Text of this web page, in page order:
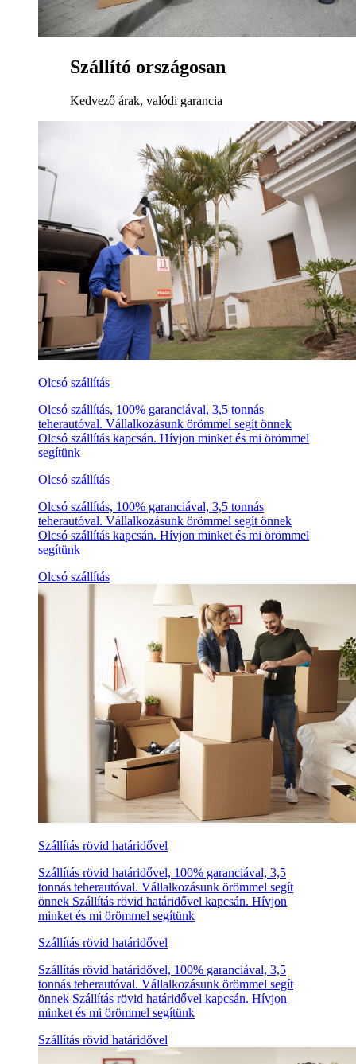
Szállító országosan
Kedvező árak, valódi garancia
Olcsó szállítás
Olcsó szállítás, 100% garanciával, 3,5 tonnás
teherautóval. Vállalkozásunk örömmel segít önnek
Olcsó szállítás kapcsán. Hívjon minket és mi örömmel
segítünk
Olcsó szállítás
Olcsó szállítás, 100% garanciával, 3,5 tonnás
teherautóval. Vállalkozásunk örömmel segít önnek
Olcsó szállítás kapcsán. Hívjon minket és mi örömmel
segítünk
Olcsó szállítás
Szállítás rövid határidővel
Szállítás rövid határidővel, 100% garanciával, 3,5
tonnás teherautóval. Vállalkozásunk örömmel segít
önnek Szállítás rövid határidővel kapcsán. Hívjon
minket és mi örömmel segítünk
Szállítás rövid határidővel
Szállítás rövid határidővel, 100% garanciával, 3,5
tonnás teherautóval. Vállalkozásunk örömmel segít
önnek Szállítás rövid határidővel kapcsán. Hívjon
minket és mi örömmel segítünk
Szállítás rövid határidővel